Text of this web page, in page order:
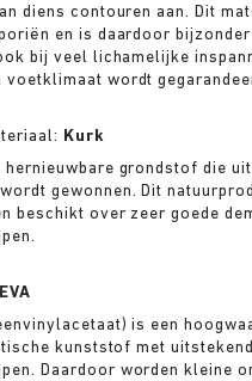
diens contouren aan. Dit
en is daardoor
bij veel lichamelijke
voetklimaat wordt
Kurk
hernieuwbare grondstof die
gewonnen. Dit
beschikt over zeer goede
EVA
is een
kunststof met
Daardoor worden kleine